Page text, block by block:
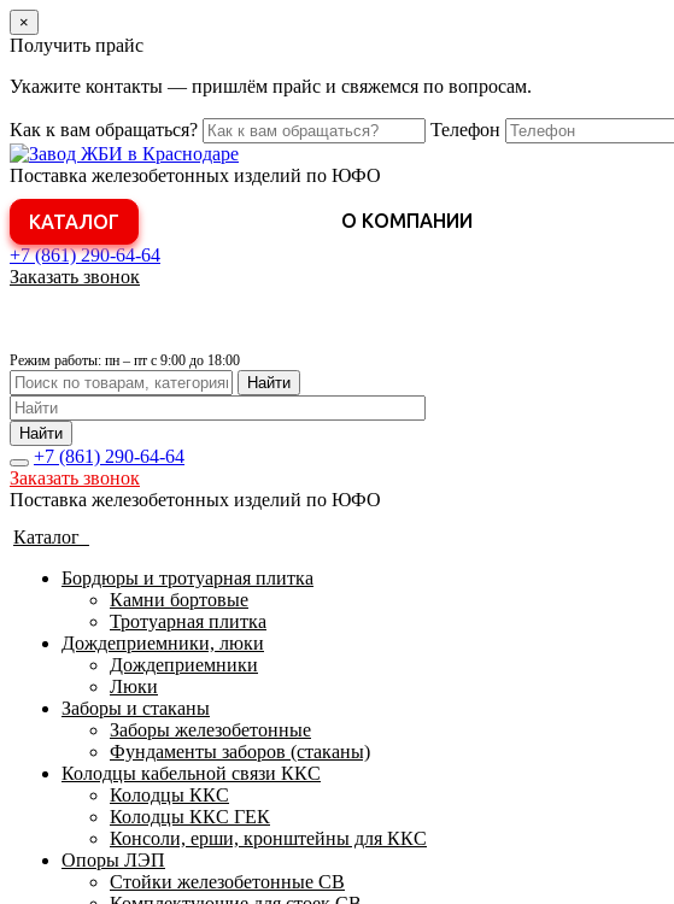
×
Получить прайс
Укажите контакты — пришлём прайс и свяжемся по вопросам.
Как к вам обращаться? Телефон
Поставка железобетонных изделий по ЮФО
КАТАЛОГ О КОМПАНИИ
+7 (861)290-64-64
Заказать звонок
Режим работы: пн – пт с 9:00 до 18:00
Найти
Найти
+7 (861) 290-64-64
Заказать звонок
Поставка железобетонных изделий по ЮФО
Каталог
Бордюры и тротуарная плитка
Камни бортовые
Тротуарная плитка
Дождеприемники, люки
Дождеприемники
Люки
Заборы и стаканы
Заборы железобетонные
Фундаменты заборов (стаканы)
Колодцы кабельной связи ККС
Колодцы ККС
Колодцы ККС ГЕК
Консоли, ерши, кронштейны для ККС
Опоры ЛЭП
Стойки железобетонные СВ